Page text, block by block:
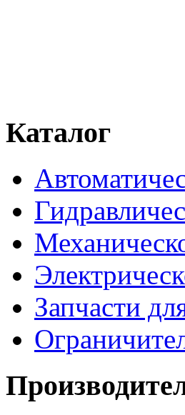
Каталог
Запчасти